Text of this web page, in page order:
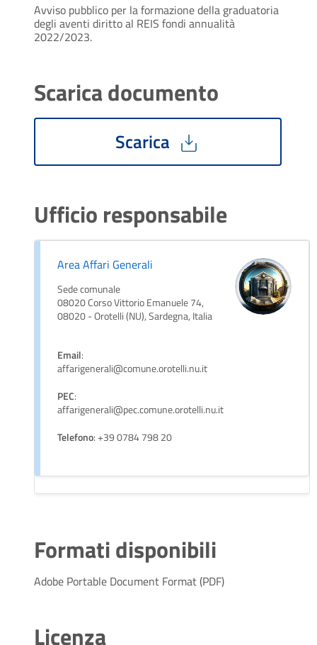
Avviso pubblico per la formazione della graduatoria
degli aventi diritto al REIS fondi annualità
2022/2023.
Scarica documento
Scarica
Ufficio responsabile
Area Affari Generali
Sede comunale
08020 Corso Vittorio Emanuele 74,
08020 - Orotelli (NU), Sardegna, Italia
Email:
affarigenerali@comune.orotelli.nu.it
PEC:
affarigenerali@pec.comune.orotelli.nu.it
Telefono: +39 0784 798 20
Formati disponibili
Adobe Portable Document Format (PDF)
Licenza